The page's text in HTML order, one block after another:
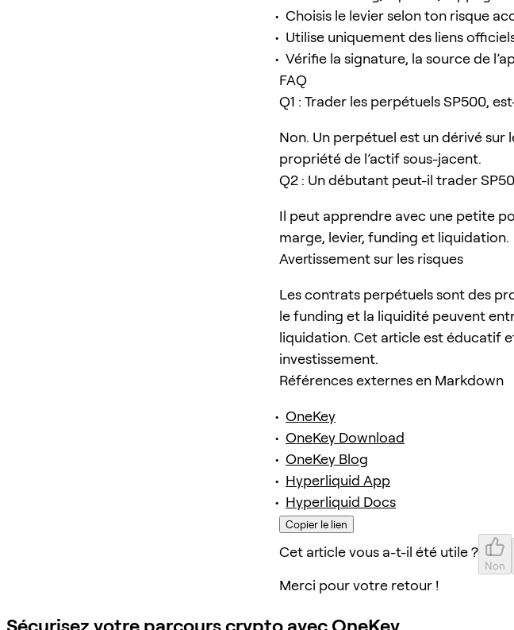
Choisis le levier selon ton risque
Utilise uniquement des liens
Vérifie la signature, la source de
FAQ
Q1 : Trader les perpétuels SP500,
Non. Un perpétuel est un dérivé
propriété de l’actif sous-jacent.
Q2 : Un débutant peut-il trader
Il peut apprendre avec une petite
marge, levier, funding et liquidation.
Avertissement sur les risques
Les contrats perpétuels sont des
le funding et la liquidité peuvent
liquidation. Cet article est éducatif
investissement.
Références externes en Markdown
OneKey
OneKey Download
OneKey Blog
Hyperliquid App
Hyperliquid Docs
Copier le lien
Cet article vous a-t-il été utile ?
Non
Merci pour votre retour !